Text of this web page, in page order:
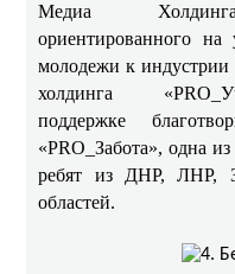
Медиа
ориентированного на
молодежи к индустрии
холдинга
поддержке
«PRO_Забота», одна
ребят из ДНР, ЛНР,
областей.